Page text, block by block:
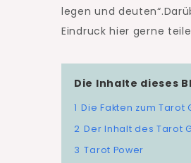
legen und
Eindruck hier gerne
Die Inhalte dieses
1 Die Fakten zum Tarot
2 Der Inhalt des Tarot
3 Tarot Power